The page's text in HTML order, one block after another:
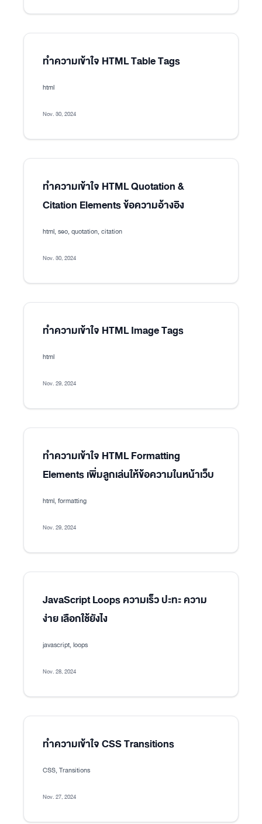
ทำความเข้าใจ HTML Table Tags
html
Nov. 30, 2024
ทำความเข้าใจ HTML Quotation &
Citation Elements ข้อความอ้างอิง
html, seo, quotation, citation
Nov. 30, 2024
ทำความเข้าใจ HTML Image Tags
html
Nov. 29, 2024
ทำความเข้าใจ HTML Formatting
Elements เพิ่มลูกเล่นให้ข้อความในหน้าเว็บ
html, formatting
Nov. 29, 2024
JavaScript Loops ความเร็ว ปะทะ ความ
ง่าย เลือกใช้ยังไง
javascript, loops
Nov. 28, 2024
ทำความเข้าใจ CSS Transitions
CSS, Transitions
Nov. 27, 2024